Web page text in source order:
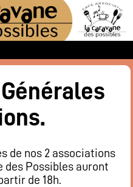
des Possibles
de nos 2 associations
des Possibles auront
de 18h.